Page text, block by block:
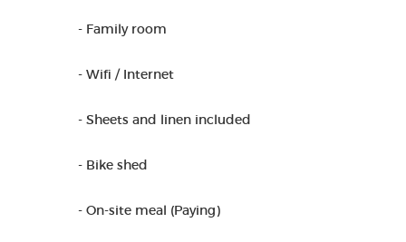
- Family room
- Wifi / Internet
- Sheets and linen included
- Bike shed
- On-site meal (Paying)